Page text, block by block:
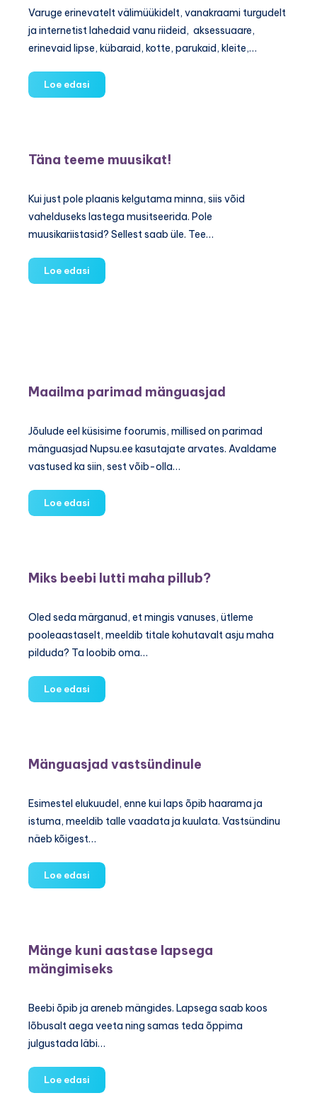
Varuge erinevatelt välimüükidelt, vanakraami turgudelt
ja internetist lahedaid vanu riideid, aksessuaare,
erinevaid lipse, kübaraid, kotte, parukaid, kleite,…
Loe edasi
tip:
Täna teeme muusikat!
Kui just pole plaanis kelgutama minna, siis võid
vahelduseks lastega musitseerida. Pole
muusikariistasid? Sellest saab üle. Tee…
Loe edasi
teeme
Maailma parimad mänguasjad
Jõulude eel küsisime foorumis, millised on parimad
mänguasjad Nupsu.ee kasutajate arvates. Avaldame
vastused ka siin, sest võib-olla…
Loe edasi
parimad
Miks beebi lutti maha pillub?
Oled seda märganud, et mingis vanuses, ütleme
pooleaastaselt, meeldib titale kohutavalt asju maha
pilduda? Ta loobib oma…
Loe edasi
beebi
Mänguasjad vastsündinule
Esimestel elukuudel, enne kui laps õpib haarama ja
istuma, meeldib talle vaadata ja kuulata. Vastsündinu
näeb kõigest…
Loe edasi
vastsündinule
Mänge kuni aastase lapsega
mängimiseks
Beebi õpib ja areneb mängides. Lapsega saab koos
lõbusalt aega veeta ning samas teda õppima
julgustada läbi…
Loe edasi
kuni